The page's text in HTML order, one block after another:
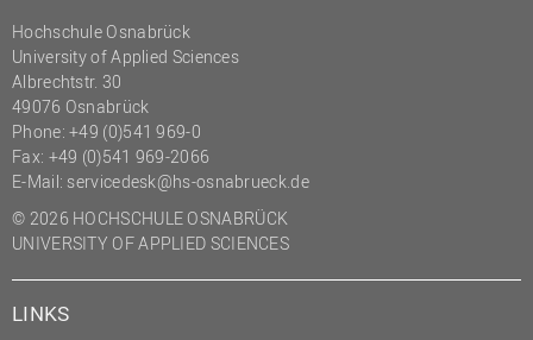
Hochschule Osnabrück
University of Applied Sciences
Albrechtstr. 30
49076 Osnabrück
Phone: +49 (0)541 969-0
Fax: +49 (0)541 969-2066
E-Mail: servicedesk@hs-osnabrueck.de
© 2026 HOCHSCHULE OSNABRÜCK
UNIVERSITY OF APPLIED SCIENCES
LINKS